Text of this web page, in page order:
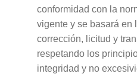
conformidad con la
vigente y se basará en
corrección, licitud y
respetando los
integridad y no